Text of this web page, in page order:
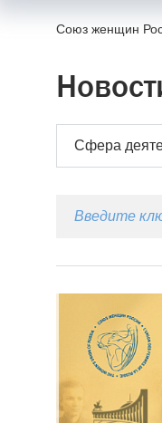
Союз женщин
Сфера